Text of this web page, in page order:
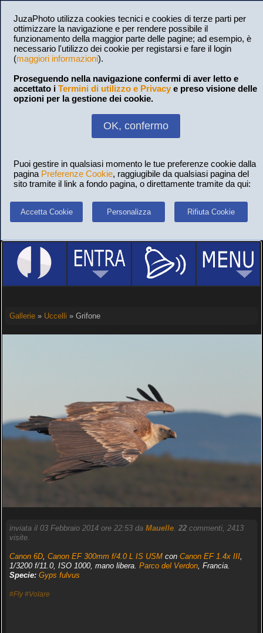
JuzaPhoto utilizza cookies tecnici e cookies di terze parti per
ottimizzare la navigazione e per rendere possibile il
funzionamento della maggior parte delle pagine; ad esempio, è
necessario l'utilizzo dei cookie per registarsi e fare il login
(maggiori informazioni).
Proseguendo nella navigazione confermi di aver letto e
accettato i Termini di utilizzo e Privacy e preso visione delle
opzioni per la gestione dei cookie.
OK, confermo
Puoi gestire in qualsiasi momento le tue preferenze cookie dalla
pagina Preferenze Cookie, raggiugibile da qualsiasi pagina del
sito tramite il link a fondo pagina, o direttamente tramite da qui:
Accetta Cookie Personalizza Rifiuta Cookie
Gallerie» Uccelli » Grifone
inviata il 03 Febbraio 2014 ore 22:53 da Mauelle. 22commenti, 2413
visite.
Canon 6D, Canon EF 300mm f/4.0 L IS USMcon Canon EF 1.4x III,
1/3200 f/11.0, ISO 1000, mano libera. Parco del Verdon, Francia.
Specie: Gyps fulvus
#Fly #Volare